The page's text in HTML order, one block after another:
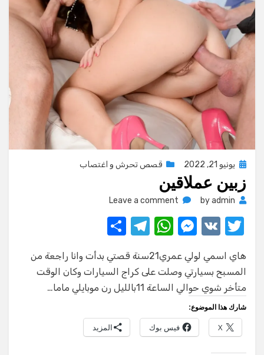
Posted
يونيو 21, 2022 قصص تحرش و اغتصاب
زبين عملاقين
byadmin
Leave a comment
on
T
it
te
r
V
M
ss
e
g
er
W
at
s
p
p
T
e
gr
m
ar
e
هاي اسمي لولي عمري21سنة قصتي بدأت وانا راجعة من
المسبح بسيارتي وصلت على كراج السيارات وكان الوقت
متأخر شوي حوالي الساعة 11بالليل رن موبايلي ماما…
شارك هذا الموضوع:
X فيس بوك المزيد